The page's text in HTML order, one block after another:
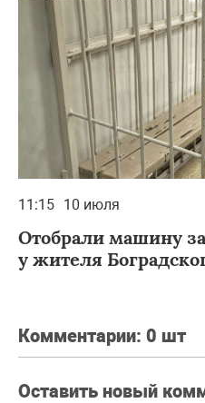
11:15 10 июля
Отобрали машину
у жителя
Комментарии: 0 шт
Оставить новый